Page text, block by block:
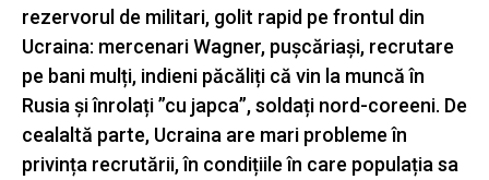
rezervorul de militari, golit rapid pe frontul din
Ucraina: mercenari Wagner, pușcăriași, recrutare
pe bani mulți, indieni păcăliți că vin la muncă în
Rusia și înrolați ”cu japca”, soldați nord-coreeni. De
cealaltă parte, Ucraina are mari probleme în
privința recrutării, în condițiile în care populația sa